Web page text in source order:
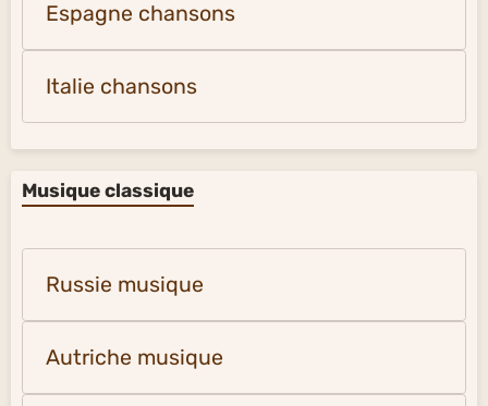
Espagne chansons
Italie chansons
Musique classique
Russie musique
Autriche musique